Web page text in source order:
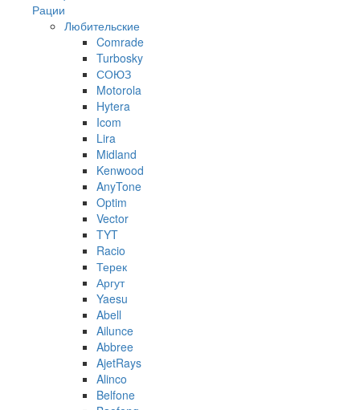
Рации
Любительские
Comrade
Turbosky
СОЮЗ
Motorola
Hytera
Icom
Lira
Midland
Kenwood
AnyTone
Optim
Vector
TYT
Racio
Терек
Аргут
Yaesu
Abell
Ailunce
Abbree
AjetRays
Alinco
Belfone